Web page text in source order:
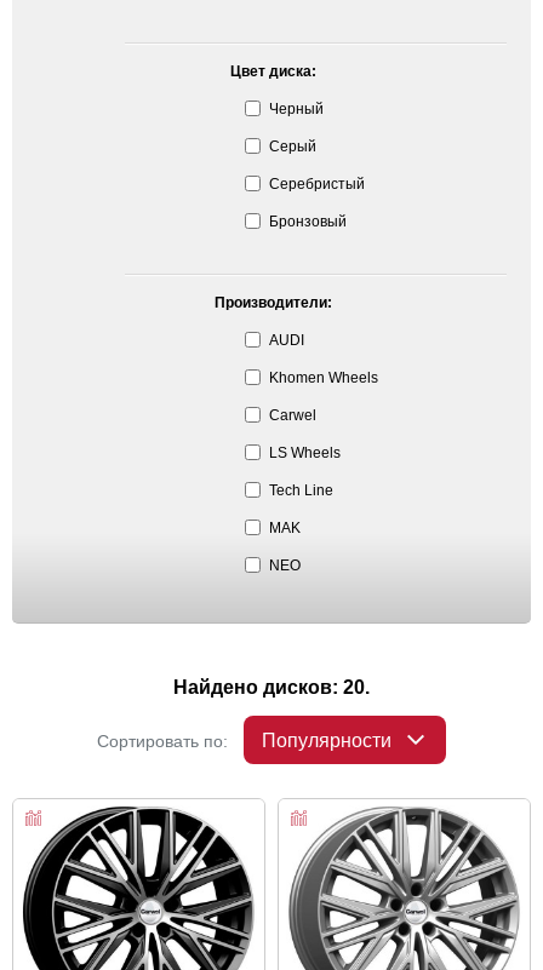
Цвет диска:
Черный
Серый
Серебристый
Бронзовый
Производители:
AUDI
Khomen Wheels
Carwel
LS Wheels
Tech Line
MAK
NEO
Найдено дисков: 20.
Сортировать по: Популярности